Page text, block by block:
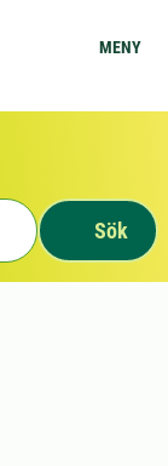
MENY
Sök